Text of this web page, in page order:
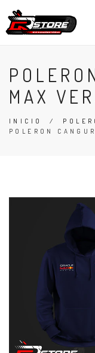
MAX
INICIO /
POLERON